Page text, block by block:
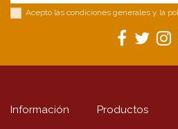
Acepto las condiciones generales y la
Información Productos